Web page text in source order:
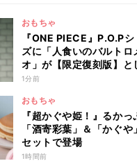
おもちゃ
『ONE PIECE』P.O.P
ズに「人食いのバルトロ
オ」が【限定復刻版】と
再登場
1分前
おもちゃ
『超かぐや姫！』るかっ
「酒寄彩葉」＆「かぐや
セットで登場
1時間前